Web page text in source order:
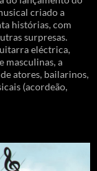
criado a
histórias, com
surpresas.
eléctrica,
masculinas, a
atores, bailarinos,
(acordeão,